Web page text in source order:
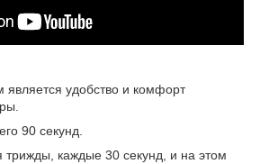
удобство и комфорт
90 секунд.
каждые 30 секунд, и на этом